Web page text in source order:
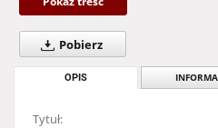
Pobierz
OPIS
Tytuł: